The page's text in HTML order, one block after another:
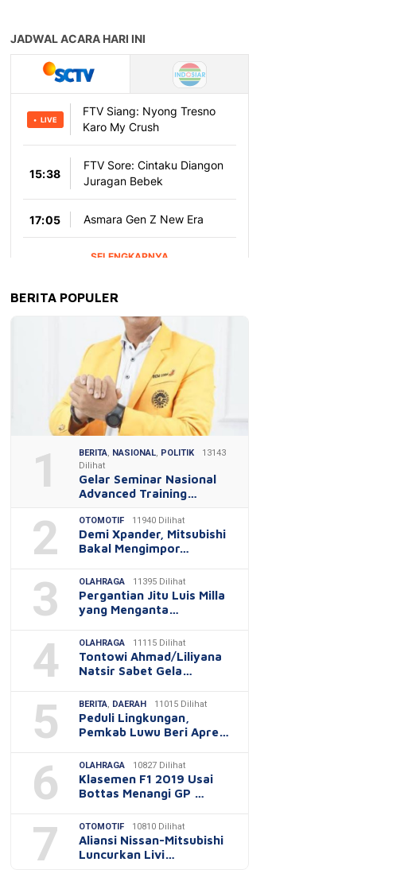
BERITA POPULER
1 BERITA NASIONAL POLITIK
13143
Dilihat
Gelar Seminar Nasional
Advanced Training…
2 OTOMOTIF 11940 Dilihat
Demi Xpander, Mitsubishi
Bakal Mengimpor…
3 OLAHRAGA 11395 Dilihat
Pergantian Jitu Luis Milla
yang Menganta…
4 OLAHRAGA 11115 Dilihat
Tontowi Ahmad/Liliyana
Natsir Sabet Gela…
5 BERITA DAERAH 11015 Dilihat
Peduli Lingkungan,
Pemkab Luwu Beri Apre…
6 OLAHRAGA 10827 Dilihat
Klasemen F1 2019 Usai
Bottas Menangi GP …
7 OTOMOTIF 10810 Dilihat
Aliansi Nissan-Mitsubishi
Luncurkan Livi…